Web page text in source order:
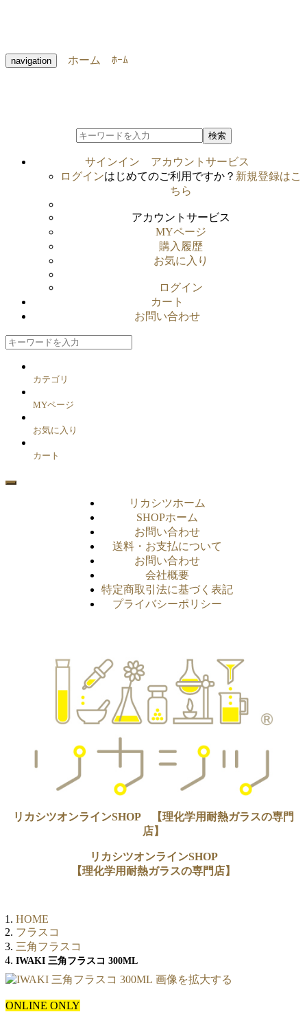
navigation ホーム ﾎｰﾑ
検索
サインイン
アカウントサービス
ログインはじめてのご利用ですか？ 新規登録はこ
ちら
アカウントサービス
MYページ
購入履歴
お気に入り
ログイン
カート
お問い合わせ
カテゴリ
MYページ
お気に入り
カート
リカシツホーム
SHOPホーム
お問い合わせ
送料・お支払について
お問い合わせ
会社概要
特定商取引法に基づく表記
プライバシーポリシー
リカシツオンラインSHOP 【理化学用耐熱ガラスの専門
店】
リカシツオンラインSHOP
【理化学用耐熱ガラスの専門店】
HOME
フラスコ
三角フラスコ
IWAKI 三角フラスコ 300ML
画像を拡大する
ONLINE ONLY